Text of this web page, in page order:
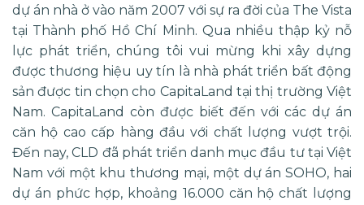
dự án nhà ở vào năm 2007 với sự ra đời của The Vista
tại Thành phố Hồ Chí Minh. Qua nhiều thập kỷ nỗ
lực phát triển, chúng tôi vui mừng khi xây dựng
được thương hiệu uy tín là nhà phát triển bất động
sản được tin chọn cho CapitaLand tại thị trường Việt
Nam. CapitaLand còn được biết đến với các dự án
căn hộ cao cấp hàng đầu với chất lượng vượt trội.
Đến nay, CLD đã phát triển danh mục đầu tư tại Việt
Nam với một khu thương mại, một dự án SOHO, hai
dự án phức hợp, khoảng 16.000 căn hộ chất lượng